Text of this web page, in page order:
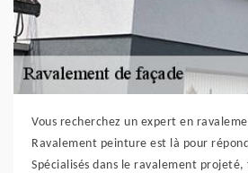
Vous recherchez un expert en
Ravalement peinture est là pour
Spécialisés dans le ravalement